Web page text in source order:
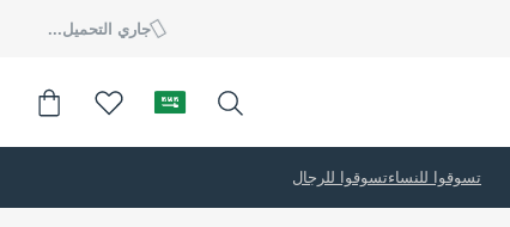
جاري التحميل...
تسوقوا للنساءتسوقوا للرجال